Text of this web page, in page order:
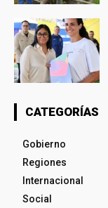
CATEGORÍAS
Gobierno
Regiones
Internacional
Social